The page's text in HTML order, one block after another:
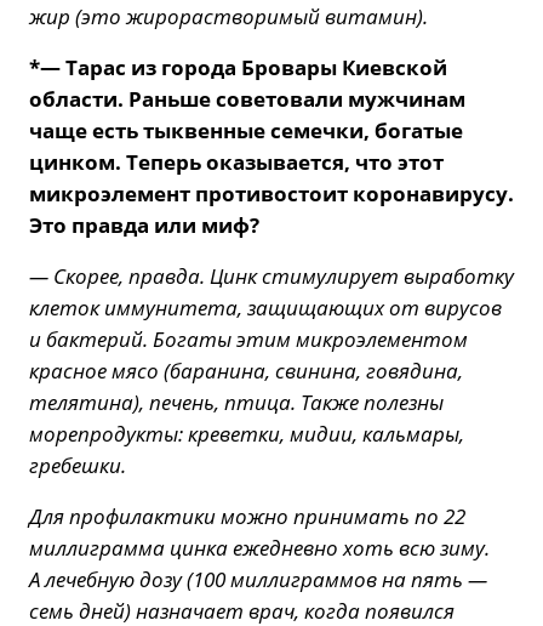
жир (это жирорастворимый витамин).
*— Тарас из города Бровары Киевской
области. Раньше советовали мужчинам
чаще есть тыквенные семечки, богатые
цинком. Теперь оказывается, что этот
микроэлемент противостоит коронавирусу.
Это правда или миф?
— Скорее, правда. Цинк стимулирует выработку
клеток иммунитета, защищающих от вирусов
и бактерий. Богаты этим микроэлементом
красное мясо (баранина, свинина, говядина,
телятина), печень, птица. Также полезны
морепродукты: креветки, мидии, кальмары,
гребешки.
Для профилактики можно принимать по 22
миллиграмма цинка ежедневно хоть всю зиму.
А лечебную дозу (100 миллиграммов на пять —
семь дней) назначает врач, когда появился